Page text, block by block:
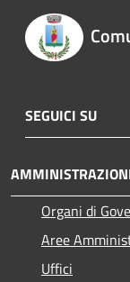
SEGUICI SU
Organi di
Aree
Uffici